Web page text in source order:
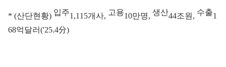
* (산단현황) 입주1,115개사, 고용10만명, 생산44조원, 수출1
68억달러('25.4分)